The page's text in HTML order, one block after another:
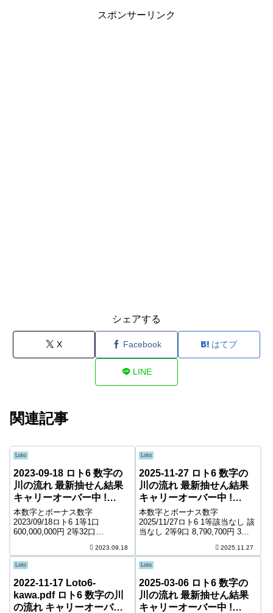
スポンサーリンク
シェアする
X Facebook はてブ
LINE
関連記事
Loto
2023-09-18 ロト6 数字の
川の流れ 最新抽せん結果
キャリーオーバー中 !
112,124,781円
本数字とボーナス数字
2023/09/18ロト6 1等1口
600,000,000円 2等32口
4等17,596口 4,700円 5等248,601
口 1,000円 キャリーオーバー ...
2023.09.18
Loto
2025-11-27 ロト6 数字の
川の流れ 最新抽せん結果
キャリーオーバー中 !
693,711,520円
本数字とボーナス数字
2025/11/27ロト6 1等該当なし 該
当なし 2等9口 8,790,700円 3等
6,600円 5等227,553口 1,000円
キャリーオーバー 693,711...
2025.11.27
Loto
2022-11-17 Loto6-
kawa.pdf ロト6 数字の川
の流れ キャリーオーバー
Loto
2025-03-06 ロト6 数字の
川の流れ 最新抽せん結果
キャリーオーバー中 !